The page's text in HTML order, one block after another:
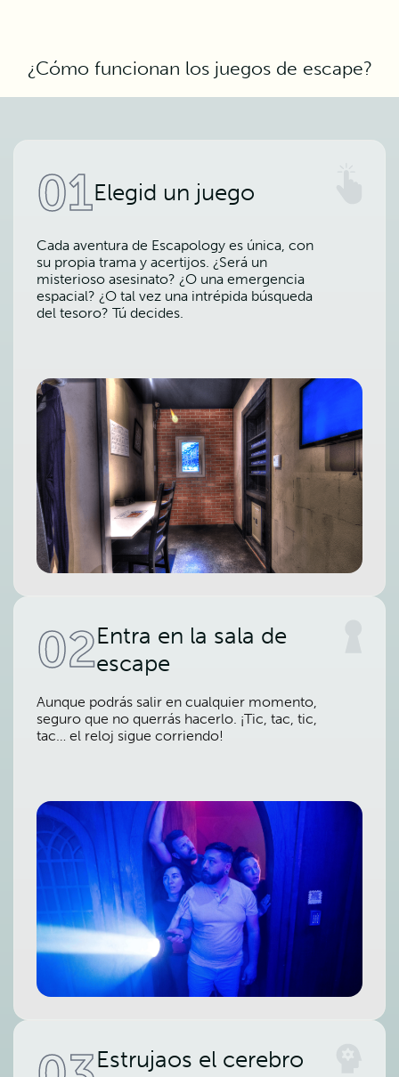
¿Cómo funcionan los juegos de escape?
01Elegid un juego
Cada aventura de Escapology es única, con
su propia trama y acertijos. ¿Será un
misterioso asesinato? ¿O una emergencia
espacial? ¿O tal vez una intrépida búsqueda
del tesoro? Tú decides.
02Entra en la sala de
escape
Aunque podrás salir en cualquier momento,
seguro que no querrás hacerlo. ¡Tic, tac, tic,
tac… el reloj sigue corriendo!
Estrujaos el cerebro